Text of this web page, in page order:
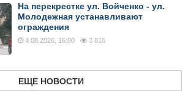
На перекрестке ул. Войченко - ул.
Молодежная устанавливают
ограждения
4.08.2026, 16:00 3 816
ЕЩЕ НОВОСТИ